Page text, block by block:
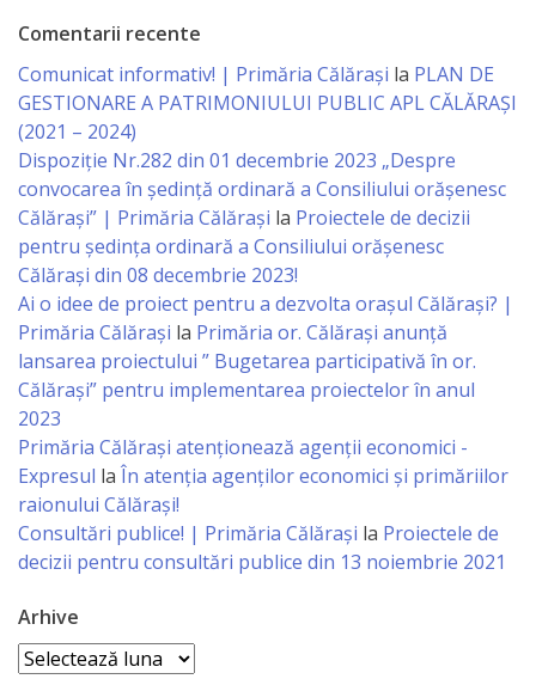
Primar
Viceprimarii
Specialist
Relații
cu
Publicul,
Operator
CISC
Organigrama
Regulament
local
Comentarii recente
Comunicat informativ! | Primăria Călărași la PLAN DE
GESTIONARE A PATRIMONIULUI PUBLIC APL CĂLĂRAȘI
(2021 – 2024)
Dispoziție Nr.282 din 01 decembrie 2023 „Despre
convocarea în ședință ordinară a Consiliului orășenesc
Călărași” | Primăria Călărași la Proiectele de decizii
pentru ședința ordinară a Consiliului orășenesc
Călărași din 08 decembrie 2023!
Ai o idee de proiect pentru a dezvolta orașul Călărași? |
Primăria Călărași la Primăria or. Călărași anunță
lansarea proiectului ” Bugetarea participativă în or.
Călărași” pentru implementarea proiectelor în anul
2023
Primăria Călăraşi atenţionează agenţii economici -
Expresul la În atenția agenților economici și primăriilor
raionului Călărași!
Consultări publice! | Primăria Călărași la Proiectele de
decizii pentru consultări publice din 13 noiembrie 2021
Arhive
Arhive